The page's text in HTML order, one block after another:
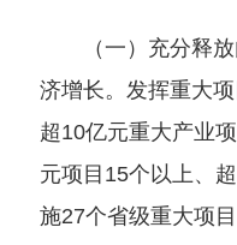
（一）充分释放
济增长。发挥重大
超10亿元重大产业
元项目15个以上、
施27个省级重大项